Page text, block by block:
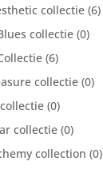
collectie (6)
collectie (0)
(6)
collectie (0)
(0)
collectie (0)
collection (0)